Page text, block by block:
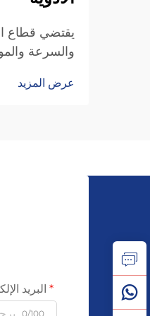
يقتضي قطاع
والسرعة
وبكميات
عرض المزيد
البريد
0/100